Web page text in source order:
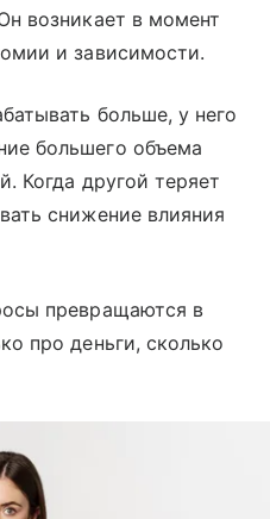
возникает в момент
и зависимости.
больше, у него
большего объема
Когда другой теряет
снижение влияния
превращаются в
про деньги, сколько